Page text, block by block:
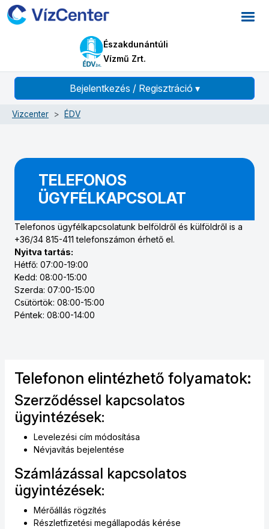
Északdunántúli
Vízmű Zrt.
Bejelentkezés / Regisztráció ▾
Vizcenter ÉDV
TELEFONOS
ÜGYFÉLKAPCSOLAT
Telefonos ügyfélkapcsolatunk belföldről és külföldről is a
+36/34 815-411 telefonszámon érhető el.
Nyitva tartás:
Hétfő: 07:00-19:00
Kedd: 08:00-15:00
Szerda: 07:00-15:00
Csütörtök: 08:00-15:00
Péntek: 08:00-14:00
Telefonon elintézhető folyamatok:
Szerződéssel kapcsolatos
ügyintézések:
Levelezési cím módosítása
Névjavítás bejelentése
Számlázással kapcsolatos
ügyintézések:
Mérőállás rögzítés
Részletfizetési megállapodás kérése